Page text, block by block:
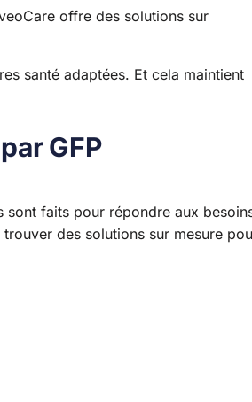
offre des solutions sur
santé adaptées. Et cela maintient
GFP
sont faits pour répondre aux
des solutions sur mesure